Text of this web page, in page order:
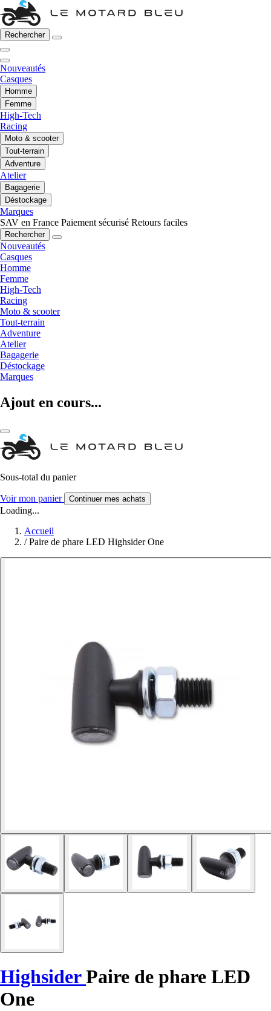
Rechercher
Nouveautés
Casques
Homme
Femme
High-Tech
Racing
Moto & scooter
Tout-terrain
Adventure
Atelier
Bagagerie
Déstockage
Marques
SAV en France Paiement sécurisé Retours faciles
Rechercher
Nouveautés
Casques
Homme
Femme
High-Tech
Racing
Moto & scooter
Tout-terrain
Adventure
Atelier
Bagagerie
Déstockage
Marques
Ajout en cours...
Sous-total du panier
Voir mon panier Continuer mes achats
Loading...
Accueil
/ Paire de phare LED Highsider One
HighsiderPaire de phare LED
One